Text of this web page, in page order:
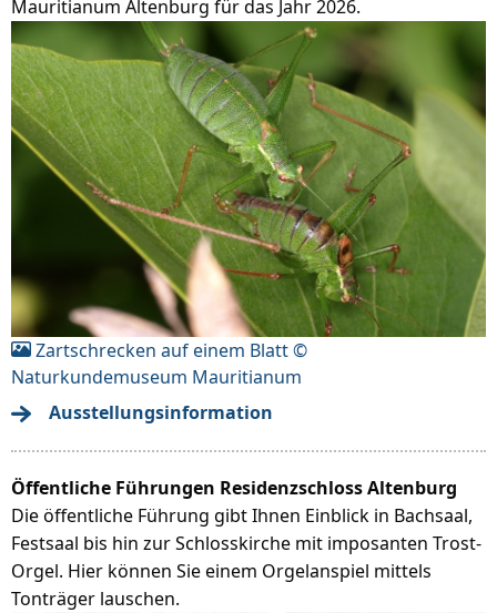
Mauritianum Altenburg für das Jahr 2026.
Zartschrecken auf einem Blatt ©
Naturkundemuseum Mauritianum
Ausstellungsinformation
Öffentliche Führungen Residenzschloss Altenburg
Die öffentliche Führung gibt Ihnen Einblick in Bachsaal,
Festsaal bis hin zur Schlosskirche mit imposanten Trost-
Orgel. Hier können Sie einem Orgelanspiel mittels
Tonträger lauschen.